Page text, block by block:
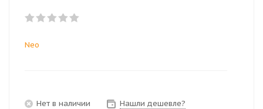
Neo
Нет в наличии
Нашли дешевле?